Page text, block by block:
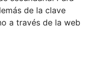
de la clave
a través de la web